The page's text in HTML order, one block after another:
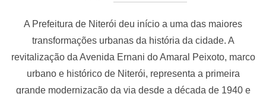
A Prefeitura de Niterói deu início a uma das maiores
transformações urbanas da história da cidade. A
revitalização da Avenida Ernani do Amaral Peixoto, marco
urbano e histórico de Niterói, representa a primeira
grande modernização da via desde a década de 1940 e